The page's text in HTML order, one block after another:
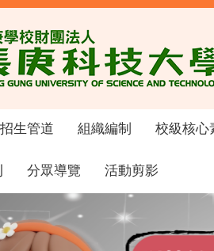
招生管道 組織編制 校級核心
分眾導覽 活動剪影